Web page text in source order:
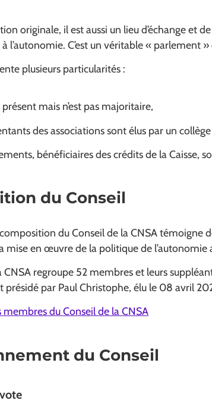
originale, il est aussi un lieu d’échange et
à l’autonomie. C’est un véritable « parlement
plusieurs particularités :
présent mais n’est pas majoritaire,
des associations sont élus par un collège
bénéficiaires des crédits de la Caisse,
du Conseil
du Conseil de la CNSA témoigne
mise en œuvre de la politique de l’autonomie
CNSA regroupe 52 membres et leurs
présidé par Paul Christophe, élu le 08 avril
membres du Conseil de la CNSA
du Conseil